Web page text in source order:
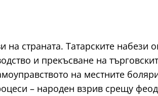
страната. Татарските набези
и прекъсване на
на местните
– народен взрив срещу